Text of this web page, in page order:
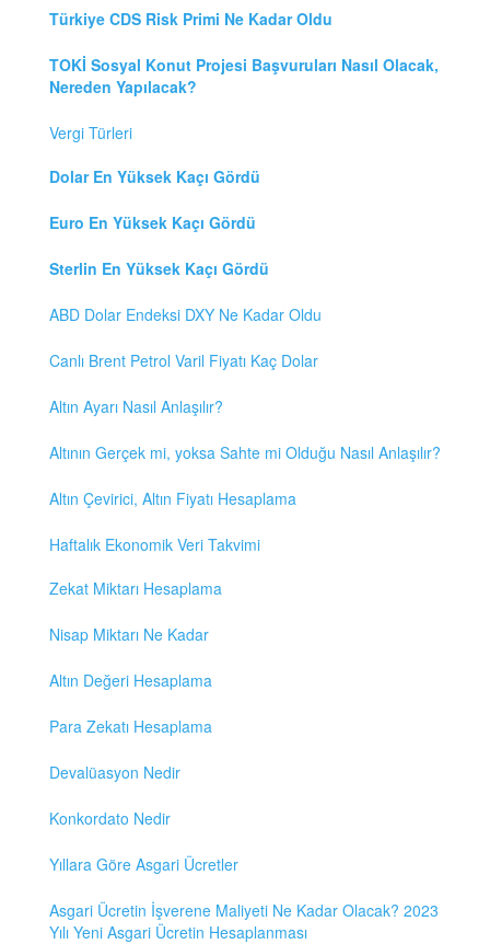
Türkiye CDS Risk Primi Ne Kadar Oldu
TOKİ Sosyal Konut Projesi Başvuruları Nasıl Olacak,
Nereden Yapılacak?
Vergi Türleri
Dolar En Yüksek Kaçı Gördü
Euro En Yüksek Kaçı Gördü
Sterlin En Yüksek Kaçı Gördü
ABD Dolar Endeksi DXY Ne Kadar Oldu
Canlı Brent Petrol Varil Fiyatı Kaç Dolar
Altın Ayarı Nasıl Anlaşılır?
Altının Gerçek mi, yoksa Sahte mi Olduğu Nasıl Anlaşılır?
Altın Çevirici, Altın Fiyatı Hesaplama
Haftalık Ekonomik Veri Takvimi
Zekat Miktarı Hesaplama
Nisap Miktarı Ne Kadar
Altın Değeri Hesaplama
Para Zekatı Hesaplama
Devalüasyon Nedir
Konkordato Nedir
Yıllara Göre Asgari Ücretler
Asgari Ücretin İşverene Maliyeti Ne Kadar Olacak? 2023
Yılı Yeni Asgari Ücretin Hesaplanması